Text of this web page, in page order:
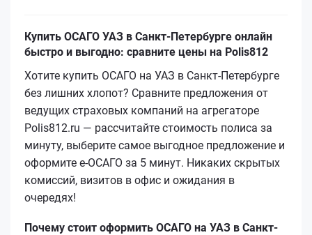
Купить ОСАГО УАЗ в Санкт-Петербурге онлайн
быстро и выгодно: сравните цены на Polis812
Хотите купить ОСАГО на УАЗ в Санкт-Петербурге
без лишних хлопот? Сравните предложения от
ведущих страховых компаний на агрегаторе
Polis812.ru — рассчитайте стоимость полиса за
минуту, выберите самое выгодное предложение и
оформите е‑ОСАГО за 5 минут. Никаких скрытых
комиссий, визитов в офис и ожидания в
очередях!
Почему стоит оформить ОСАГО на УАЗ в Санкт-